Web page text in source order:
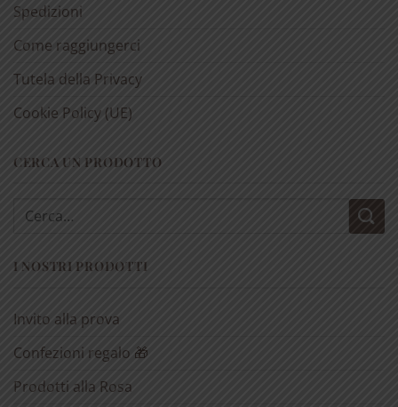
Spedizioni
Come raggiungerci
Tutela della Privacy
Cookie Policy (UE)
CERCA UN PRODOTTO
Cerca:
I NOSTRI PRODOTTI
Invito alla prova
Confezioni regalo 🎁
Prodotti alla Rosa